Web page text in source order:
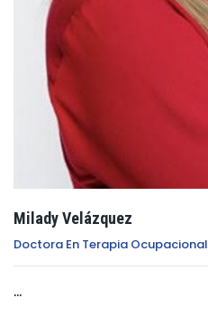
Milady Velázquez
Doctora En Terapia Ocupacional
...